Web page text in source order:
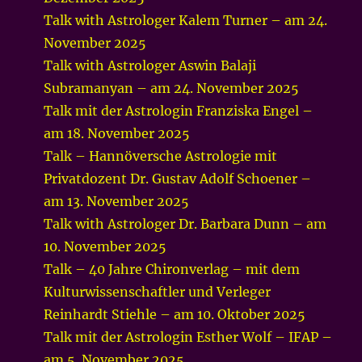
Talk with Astrologer Kalem Turner – am 24.
November 2025
Talk with Astrologer Aswin Balaji
Subramanyan – am 24. November 2025
Talk mit der Astrologin Franziska Engel –
am 18. November 2025
Talk – Hannöversche Astrologie mit
Privatdozent Dr. Gustav Adolf Schoener –
am 13. November 2025
Talk with Astrologer Dr. Barbara Dunn – am
10. November 2025
Talk – 40 Jahre Chironverlag – mit dem
Kulturwissenschaftler und Verleger
Reinhardt Stiehle – am 10. Oktober 2025
Talk mit der Astrologin Esther Wolf – IFAP –